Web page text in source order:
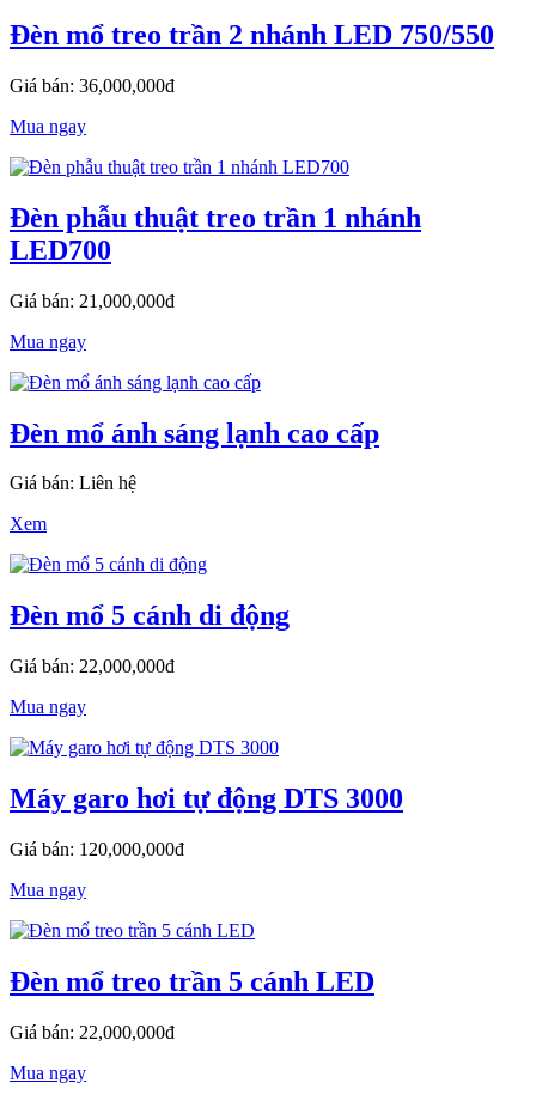
Đèn mổ treo trần 2 nhánh LED 750/550
Giá bán: 36,000,000đ
Mua ngay
Đèn phẫu thuật treo trần 1 nhánh
LED700
Giá bán: 21,000,000đ
Mua ngay
Đèn mổ ánh sáng lạnh cao cấp
Giá bán: Liên hệ
Xem
Đèn mổ 5 cánh di động
Giá bán: 22,000,000đ
Mua ngay
Máy garo hơi tự động DTS 3000
Giá bán: 120,000,000đ
Mua ngay
Đèn mổ treo trần 5 cánh LED
Giá bán: 22,000,000đ
Mua ngay